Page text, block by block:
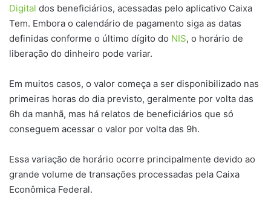
Digital dos beneficiários, acessadas pelo aplicativo Caixa
Tem. Embora o calendário de pagamento siga as datas
definidas conforme o último dígito do NIS, o horário de
liberação do dinheiro pode variar.
Em muitos casos, o valor começa a ser disponibilizado nas
primeiras horas do dia previsto, geralmente por volta das
6h da manhã, mas há relatos de beneficiários que só
conseguem acessar o valor por volta das 9h.
Essa variação de horário ocorre principalmente devido ao
grande volume de transações processadas pela Caixa
Econômica Federal.